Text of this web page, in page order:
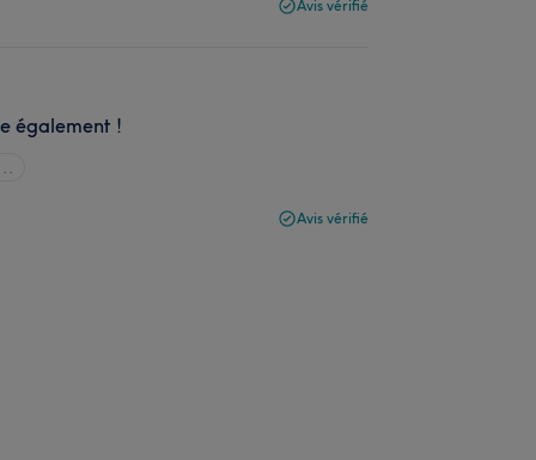
Avis vérifié
également !
Avis vérifié